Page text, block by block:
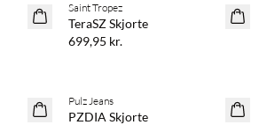
NYHED
Saint Tropez
TeraSZ Skjorte
699,95 kr.
NYHED
Pulz Jeans
PZDIA Skjorte